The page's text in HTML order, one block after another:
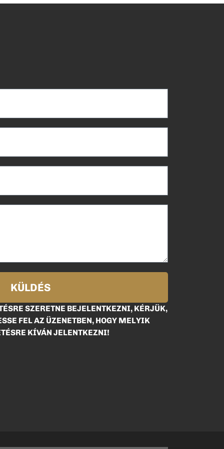
KÜLDÉS
SZERETNE BEJELENTKEZNI, KÉRJÜK,
FEL AZ ÜZENETBEN, HOGY MELYIK
KÍVÁN JELENTKEZNI!